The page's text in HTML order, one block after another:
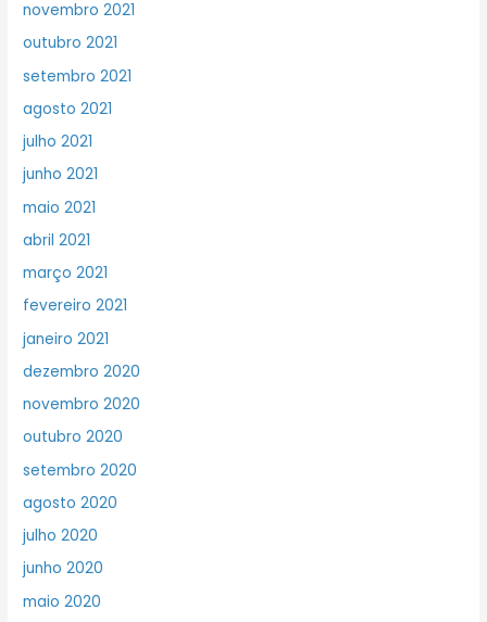
novembro 2021
outubro 2021
setembro 2021
agosto 2021
julho 2021
junho 2021
maio 2021
abril 2021
março 2021
fevereiro 2021
janeiro 2021
dezembro 2020
novembro 2020
outubro 2020
setembro 2020
agosto 2020
julho 2020
junho 2020
maio 2020